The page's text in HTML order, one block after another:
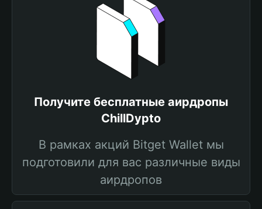
Получите бесплатные аирдропы
ChillDypto
В рамках акций Bitget Wallet мы
подготовили для вас различные виды
аирдропов